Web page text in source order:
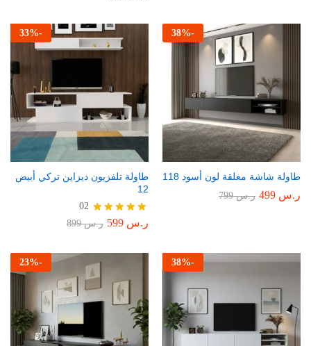
-
38%
طاولة شاشة معلقة لون أسود 118
ر.س ر.س799
-
33%
طاولة تلفزيون ديزاين تركي أبيض
12
تم التقييم
02
ر.س ر.س899
-
38%
-
23%